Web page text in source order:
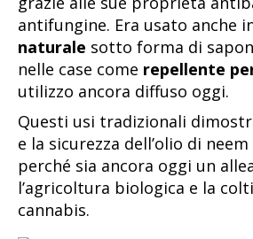
antifungine. Era usato anche
naturale sotto forma di
nelle case come repellente
utilizzo ancora diffuso oggi.
Questi usi tradizionali
e la sicurezza dell’olio di
perché sia ancora oggi un
l’agricoltura biologica e la
cannabis.